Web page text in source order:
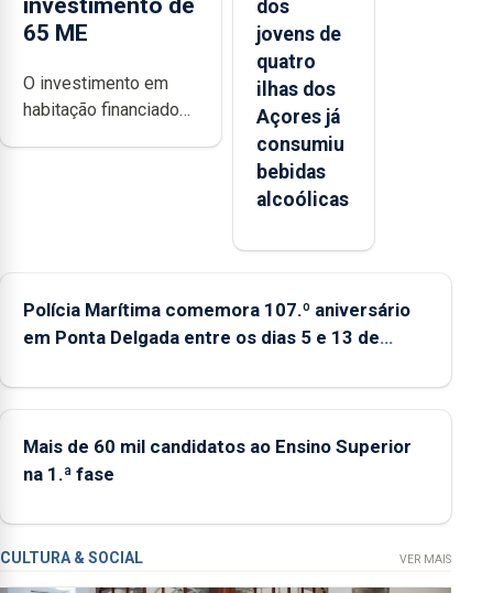
65 ME
O investimento em
habitação financiado
habitacionais,
anunciou o Governo
dos
jovens de
quatro
ilhas dos
Açores já
consumiu
bebidas
alcoólicas
Polícia Marítima comemora 107.º aniversário
em Ponta Delgada entre os dias 5 e 13 de
Mais de 60 mil candidatos ao Ensino Superior
na 1.ª fase
CULTURA & SOCIAL VER MAIS